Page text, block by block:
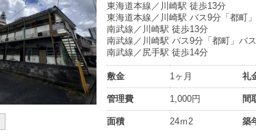
東海道本線／川崎駅 徒歩13分
東海道本線／川崎駅 バス9分「都町
南武線／川崎駅 徒歩13分
南武線／川崎駅 バス9分「都町」バ
南武線／尻手駅 徒歩14分
敷金 1ヶ月 礼
管理費 1,000円 間
面積 24ｍ2 築